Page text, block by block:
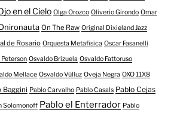
en el Cielo Olga Orozco Oliverio Girondo Omar
On The Raw Original Dixieland Jazz
de Rosario Orquesta Metafísica Oscar Fasanelli
Osvaldo Brizuela Osvaldo Fattoruso
Mellace Osvaldo Vülluz Oveja Negra OXO 11X8
Baggini Pablo Carvalho Pablo Casals Pablo Cejas
Solomonoff Pablo el Enterrador Pablo